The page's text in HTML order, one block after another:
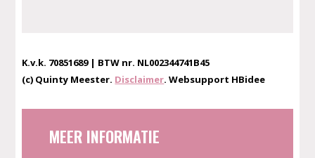
K.v.k. 70851689 | BTW nr. NL002344741B45
(c) Quinty Meester. Disclaimer. Websupport HBidee
MEER INFORMATIE